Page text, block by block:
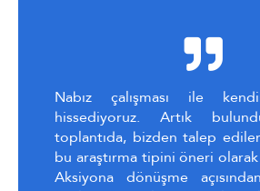
Nabız çalışması ile
hissediyoruz. Artık
toplantıda, bizden talep
bu araştırma tipini öneri
Aksiyona dönüşme